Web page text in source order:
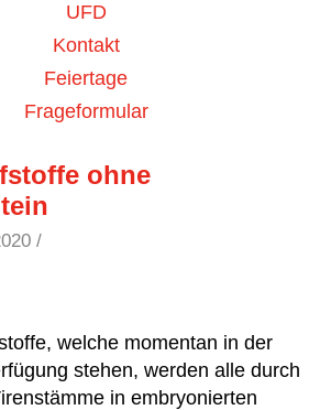
UFD
Kontakt
Feiertage
Frageformular
ohne
/
welche momentan in der
stehen, werden alle durch
in embryonierten